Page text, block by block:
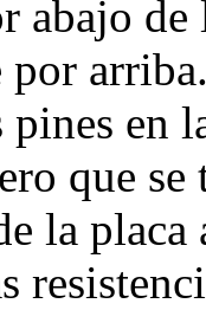
abajo
pines en
que se
la